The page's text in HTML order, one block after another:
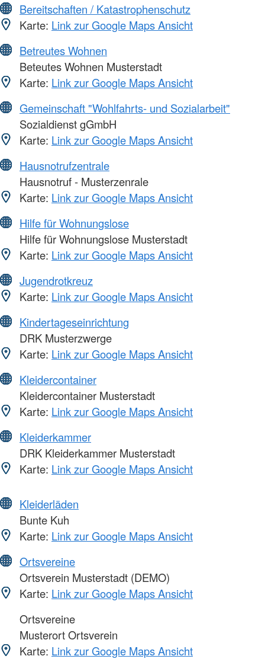
Bereitschaften / Katastrophenschutz
Karte: Link zur Google Maps Ansicht
Betreutes Wohnen
Beteutes Wohnen Musterstadt
Karte: Link zur Google Maps Ansicht
Gemeinschaft "Wohlfahrts- und Sozialarbeit"
Sozialdienst gGmbH
Karte: Link zur Google Maps Ansicht
Hausnotrufzentrale
Hausnotruf - Musterzenrale
Karte: Link zur Google Maps Ansicht
Hilfe für Wohnungslose
Hilfe für Wohnungslose Musterstadt
Karte: Link zur Google Maps Ansicht
Jugendrotkreuz
Karte: Link zur Google Maps Ansicht
Kindertageseinrichtung
DRK Musterzwerge
Karte: Link zur Google Maps Ansicht
Kleidercontainer
Kleidercontainer Musterstadt
Karte: Link zur Google Maps Ansicht
Kleiderkammer
DRK Kleiderkammer Musterstadt
Karte: Link zur Google Maps Ansicht
Kleiderläden
Bunte Kuh
Karte: Link zur Google Maps Ansicht
Ortsvereine
Ortsverein Musterstadt (DEMO)
Karte: Link zur Google Maps Ansicht
Ortsvereine
Musterort Ortsverein
Karte: Link zur Google Maps Ansicht